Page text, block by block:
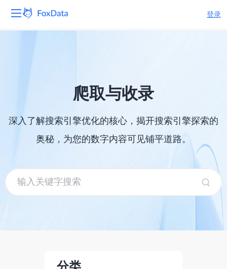
登录
资源
公司
爬取与收录
深入了解搜索引擎优化的核心，揭开搜索引擎探索的
奥秘，为您的数字内容可见铺平道路。
分类